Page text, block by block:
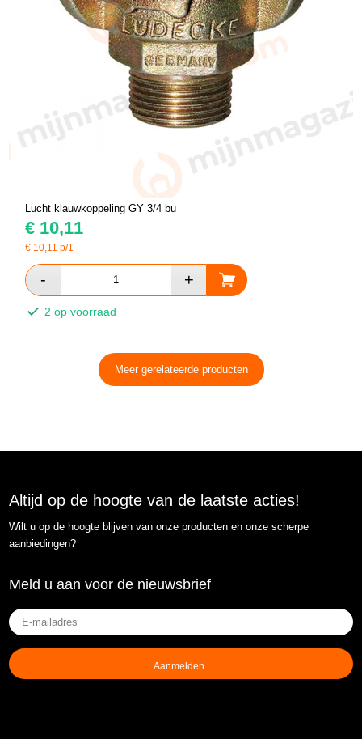
Lucht klauwkoppeling GY 3/4 bu
€ 10,11
€ 10,11 p/1
2 op voorraad
Meer gerelateerde producten
Altijd op de hoogte van de laatste acties!
Wilt u op de hoogte blijven van onze producten en onze scherpe
aanbiedingen?
Meld u aan voor de nieuwsbrief
E-
mailadres
(Vereist)